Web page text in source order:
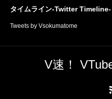
タイムライン-Twitter Timeline-
Tweets by Vsokumatome
V速！